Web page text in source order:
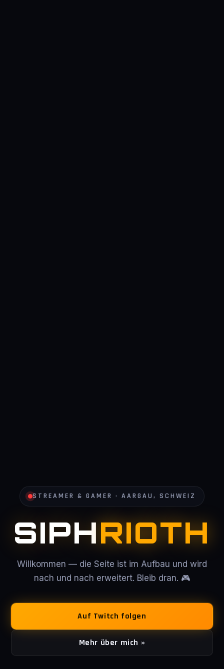
STREAMER & GAMER · AARGAU, SCHWEIZ
SIPHRIOTH
Willkommen — die Seite ist im Aufbau und wird
nach und nach erweitert. Bleib dran. 🎮
Auf Twitch folgen
Mehr über mich »